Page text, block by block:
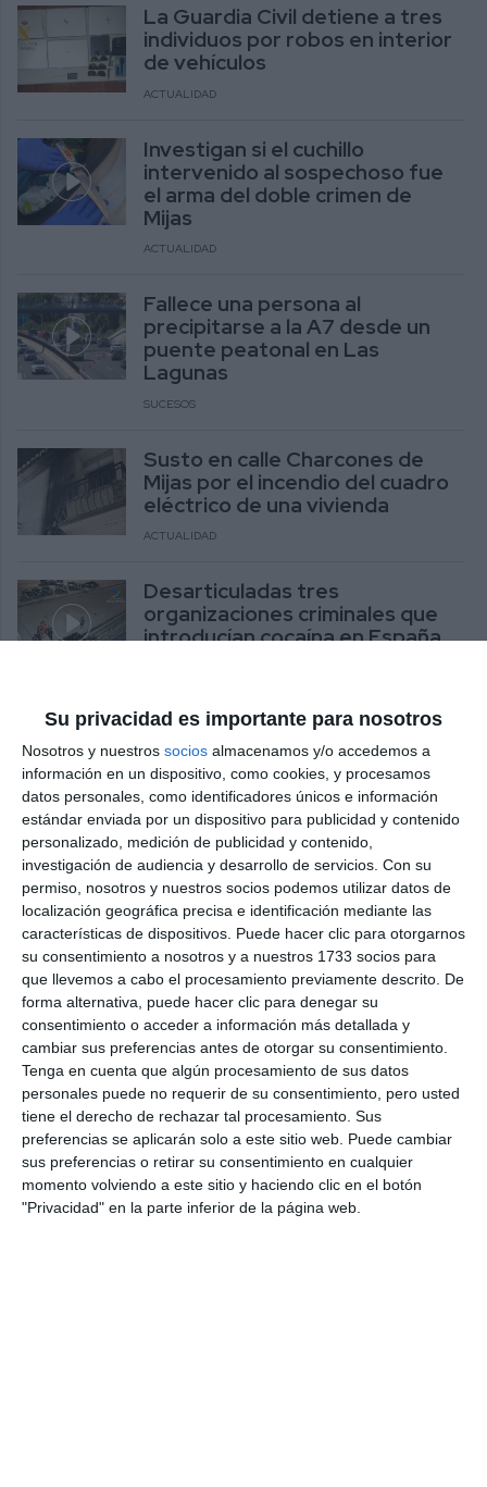
Su privacidad es importante para nosotros
Nosotros y nuestros socios almacenamos y/o accedemos a
información en un dispositivo, como cookies, y procesamos
datos personales, como identificadores únicos e información
estándar enviada por un dispositivo para publicidad y contenido
personalizado, medición de publicidad y contenido,
investigación de audiencia y desarrollo de servicios. Con su
permiso, nosotros y nuestros socios podemos utilizar datos de
localización geográfica precisa e identificación mediante las
características de dispositivos. Puede hacer clic para otorgarnos
su consentimiento a nosotros y a nuestros 1733 socios para
que llevemos a cabo el procesamiento previamente descrito. De
forma alternativa, puede hacer clic para denegar su
consentimiento o acceder a información más detallada y
cambiar sus preferencias antes de otorgar su consentimiento.
Tenga en cuenta que algún procesamiento de sus datos
personales puede no requerir de su consentimiento, pero usted
tiene el derecho de rechazar tal procesamiento. Sus
preferencias se aplicarán solo a este sitio web. Puede cambiar
sus preferencias o retirar su consentimiento en cualquier
momento volviendo a este sitio y haciendo clic en el botón
"Privacidad" en la parte inferior de la página web.
La Guardia Civil detiene a tres
individuos por robos en interior
de vehículos
ACTUALIDAD
Investigan si el cuchillo
intervenido al sospechoso fue
el arma del doble crimen de
Mijas
ACTUALIDAD
Fallece una persona al
precipitarse a la A7 desde un
puente peatonal en Las
Lagunas
SUCESOS
Susto en calle Charcones de
Mijas por el incendio del cuadro
eléctrico de una vivienda
ACTUALIDAD
Desarticuladas tres
organizaciones criminales que
introducían cocaína en España
Dos jóvenes sufren un
accidente en La Sierrezuela y el
conductor da positivo en alcohol
SUCESOS
La Policía Nacional desarticula
siete bandas criminales con un
total de 55 detenidos
SUCESOS
Dos detenidos por asaltar
violentamente una vivienda en
Mijas y provocar lesiones
graves
Detenido en Mijas Pueblo por
quebrantar una orden de
alejamiento sobre su
progenitora